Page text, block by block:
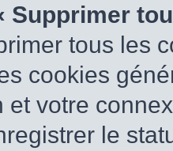
Supprimer
tous les
cookies
et votre
le